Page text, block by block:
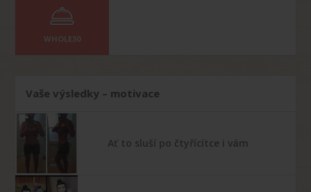
WHOLE30
Vaše výsledky – motivace
Ať to sluší po čtyřícítce i vám